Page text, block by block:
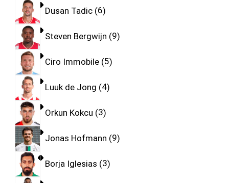
Dusan Tadic 6
Steven Bergwijn 9
Ciro Immobile 5
Luuk de Jong 4
Orkun Kokcu 3
Jonas Hofmann 9
Borja Iglesias 3